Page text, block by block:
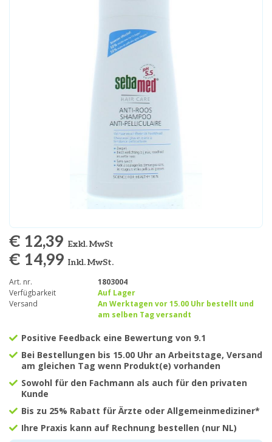
€ 12,39 Exkl. MwSt
€ 14,99 Inkl. MwSt.
Art. nr.
1803004
Verfügbarkeit
Auf Lager
Versand
An Werktagen vor 15.00 Uhr bestellt und
am selben Tag versandt
Positive Feedback eine Bewertung von 9.1
Bei Bestellungen bis 15.00 Uhr an Arbeitstage, Versand
am gleichen Tag wenn Produkt(e) vorhanden
Sowohl für den Fachmann als auch für den privaten
Kunde
Bis zu 25% Rabatt für Ärzte oder Allgemeinmediziner*
Ihre Praxis kann auf Rechnung bestellen (nur NL)